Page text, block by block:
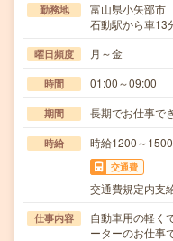
勤務地
富山県小矢部市
石動駅から車13
曜日頻度 月～金
時間 01:00～09:00
期間 長期でお仕事で
時給 時給1200～
交通費
交通費規定内支
仕事内容
自動車用の軽く
ーターのお仕事